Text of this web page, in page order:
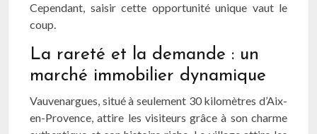
Cependant, saisir cette opportunité unique vaut le
coup.
La rareté et la demande : un
marché immobilier dynamique
Vauvenargues, situé à seulement 30 kilomètres d’Aix-
en-Provence, attire les visiteurs grâce à son charme